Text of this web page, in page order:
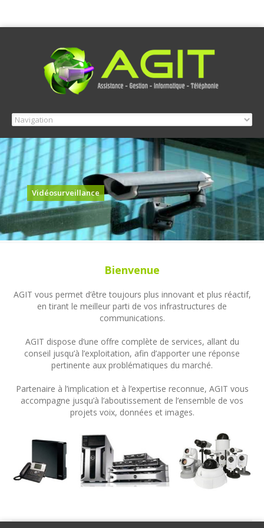
Vidéosurveillance
Bienvenue
AGIT vous permet d’être toujours plus innovant et plus réactif,
en tirant le meilleur parti de vos infrastructures de
communications.
AGIT dispose d’une offre complète de services, allant du
conseil jusqu’à l’exploitation, afin d’apporter une réponse
pertinente aux problématiques du marché.
Partenaire à l’implication et à l’expertise reconnue, AGIT vous
accompagne jusqu’à l’aboutissement de l’ensemble de vos
projets voix, données et images.